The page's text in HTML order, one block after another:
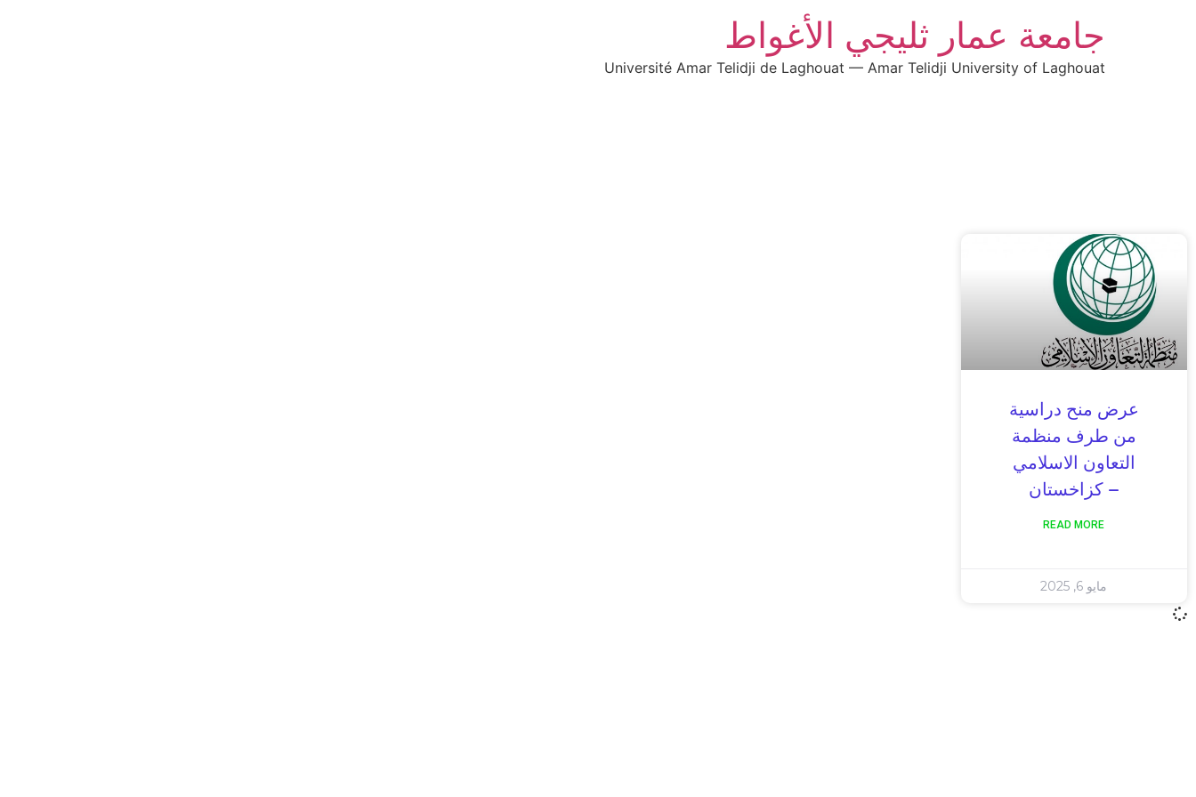
جامعة عمار ثليجي الأغواط
Université Amar Telidji de Laghouat — Amar Telidji University of Laghouat
عرض منح دراسية
من طرف منظمة
التعاون الاسلامي
– كزاخستان
READ MORE
مايو 6, 2025